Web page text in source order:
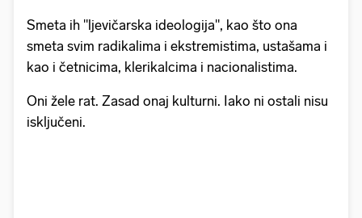
Smeta ih "ljevičarska ideologija", kao što ona
smeta svim radikalima i ekstremistima, ustašama i
kao i četnicima, klerikalcima i nacionalistima.
Oni žele rat. Zasad onaj kulturni. Iako ni ostali nisu
isključeni.